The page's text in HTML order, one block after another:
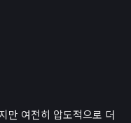
여전히 압도적으로 더